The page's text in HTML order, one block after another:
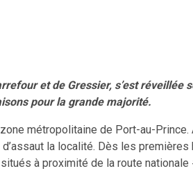
et de Gressier, s’est réveillée
pour la grande majorité.
métropolitaine de Port-au-
la localité. Dès les
à proximité de la route nationale